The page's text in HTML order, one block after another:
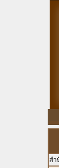
สำ